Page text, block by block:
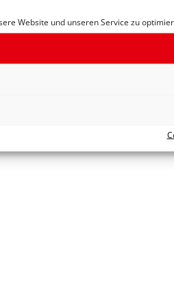
Website und unseren Service zu